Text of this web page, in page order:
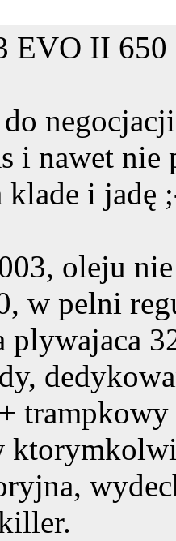
EVO II
i nawet nie
i jadę
oleju
w pelni
plywajaca
trampkowy